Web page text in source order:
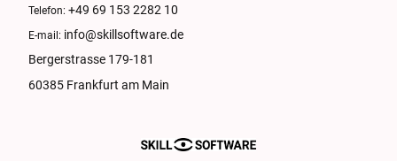
Telefon: +49 69 153 2282 10
E-mail: info@skillsoftware.de
Bergerstrasse 179-181
60385 Frankfurt am Main